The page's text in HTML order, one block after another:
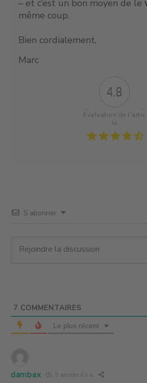
– et c’est un bon moyen de le
même coup.
Bien cordialement,
Marc
4.8
Évaluation de l'artic
le
S’abonner
7 COMMENTAIRES
Le plus récent
dambax 5 années il y a